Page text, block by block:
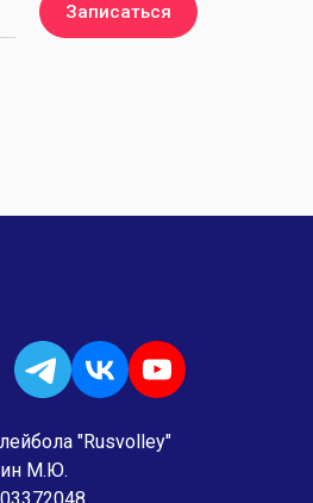
Записаться
"Rusvolley"
М.Ю.